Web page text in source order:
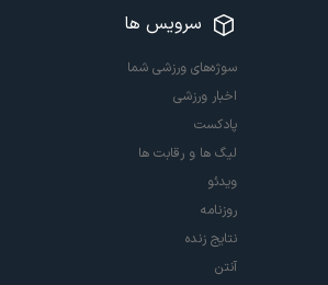
سرویس ها
سوژه‌های ورزشی شما
اخبار ورزشی
پادکست
لیگ ها و رقابت ها
ویدئو
روزنامه
نتایج زنده
آنتن